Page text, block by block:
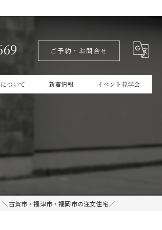
ご予約・お問合せ
ついて 新着情報 イベント見学会
＼古賀市・福津市・福岡市の注文住宅／